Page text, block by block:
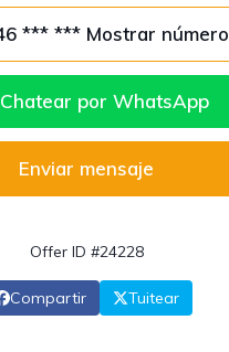
346 *** *** Mostrar número
Chatear por WhatsApp
Enviar mensaje
Offer ID #24228
Compartir Tuitear